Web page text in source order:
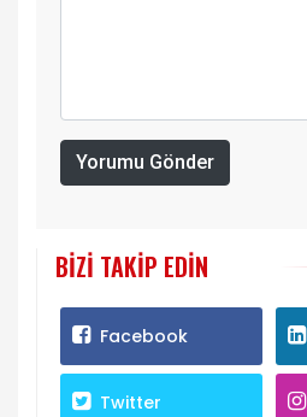
Yorumu Gönder
BIZI TAKIP EDIN
Facebook
Twitter